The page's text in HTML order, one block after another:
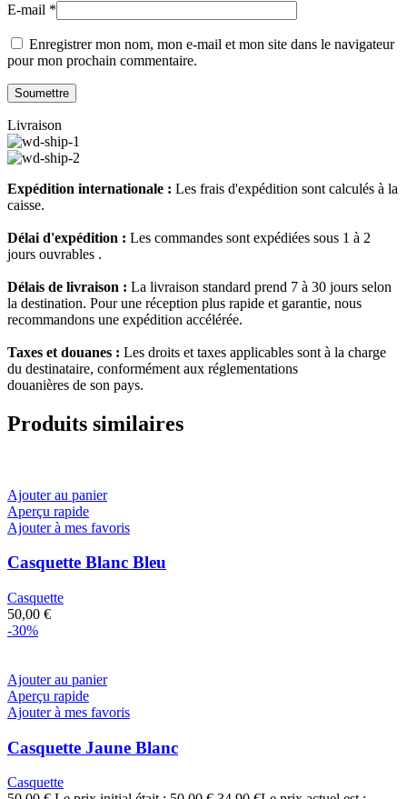
E-mail *
Enregistrer mon nom, mon e-mail et mon site dans le navigateur
pour mon prochain commentaire.
Livraison
Expédition internationale : Les frais d'expédition sont calculés à la
caisse.
Délai d'expédition : Les commandes sont expédiées sous 1 à 2
jours ouvrables .
Délais de livraison : La livraison standard prend 7 à 30 jours selon
la destination. Pour une réception plus rapide et garantie, nous
recommandons une expédition accélérée.
Taxes et douanes : Les droits et taxes applicables sont à la charge
du destinataire, conformément aux réglementations
douanières de son pays.
Produits similaires
Ajouter au panier
Aperçu rapide
Ajouter à mes favoris
Casquette Blanc Bleu
Casquette
50,00 €
-30%
Ajouter au panier
Aperçu rapide
Ajouter à mes favoris
Casquette Jaune Blanc
Casquette